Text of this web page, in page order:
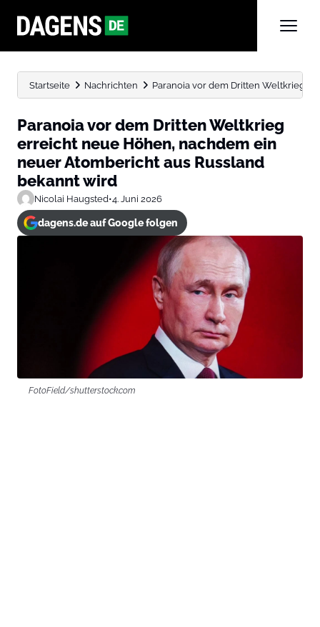
Startseite Nachrichten Paranoia vor dem Dritten Weltkrieg
Paranoia vor dem Dritten Weltkrieg
erreicht neue Höhen, nachdem ein
neuer Atombericht aus Russland
bekannt wird
Nicolai Haugsted•4. Juni 2026
dagens.de auf Google folgen
FotoField/shutterstock.com